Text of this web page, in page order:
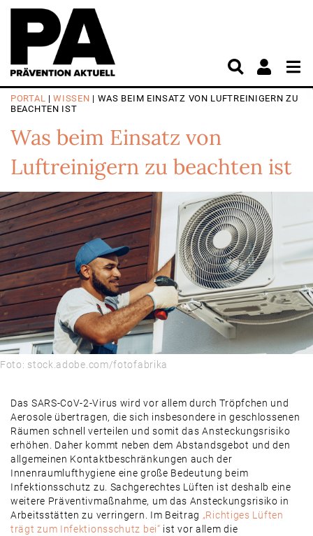
PORTAL |WISSEN | WAS BEIM EINSATZ VON LUFTREINIGERN ZU
BEACHTEN IST
Was beim Einsatz von
Luftreinigern zu beachten ist
Foto: stock.adobe.com/fotofabrika
Das SARS-CoV-2-Virus wird vor allem durch Tröpfchen und
Aerosole übertragen, die sich insbesondere in geschlossenen
Räumen schnell verteilen und somit das Ansteckungsrisiko
erhöhen. Daher kommt neben dem Abstandsgebot und den
allgemeinen Kontaktbeschränkungen auch der
Innenraumlufthygiene eine große Bedeutung beim
Infektionsschutz zu. Sachgerechtes Lüften ist deshalb eine
weitere Präventivmaßnahme, um das Ansteckungsrisiko in
Arbeitsstätten zu verringern. Im Beitrag „Richtiges Lüften
trägt zum Infektionsschutz bei“ ist vor allem die